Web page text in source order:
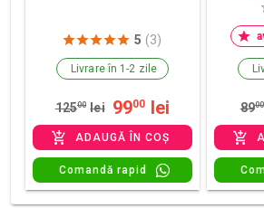
5 (3)
Livrare în 1-2 zile
12500 lei 9900 lei
ADAUGĂ ÎN COȘ
Comandă rapid
8900